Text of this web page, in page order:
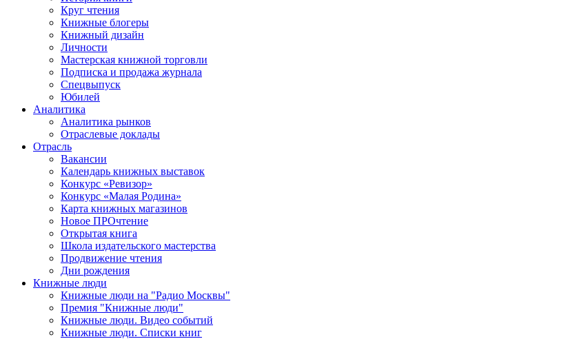
Круг чтения
Книжные блогеры
Книжный дизайн
Личности
Мастерская книжной торговли
Подписка и продажа журнала
Спецвыпуск
Юбилей
Аналитика
Аналитика рынков
Отраслевые доклады
Отрасль
Вакансии
Календарь книжных выставок
Конкурс «Ревизор»
Конкурс «Малая Родина»
Карта книжных магазинов
Новое ПРОчтение
Открытая книга
Школа издательского мастерства
Продвижение чтения
Дни рождения
Книжные люди
Книжные люди на "Радио Москвы"
Премия "Книжные люди"
Книжные люди. Видео событий
Книжные люди. Списки книг